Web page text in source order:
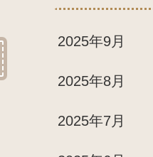
2025年9月
2025年8月
2025年7月